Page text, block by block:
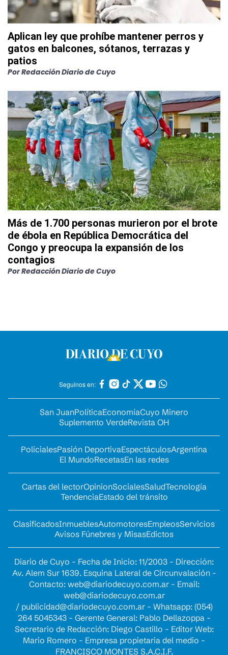
Aplican ley que prohíbe mantener perros y
gatos en balcones, sótanos, terrazas y
patios
PorRedacción Diario de Cuyo
Más de 1.700 personas murieron por el brote
de ébola en República Democrática del
Congo y preocupa la expansión de los
contagios
PorRedacción Diario de Cuyo
Seguinos en:
San JuanPolíticaEconomíaCuyo Minero
Suplemento VerdeRevista OH
PolicialesPasión DeportivaEspectáculosArgentina
El MundoRecetasEn las redes
Cartas del lectorOpinionSocialesSaludTecnología
TendenciaEstado del tránsito
ClasificadosInmueblesAutomotoresEmpleosServicios
Avisos Fúnebres y MisasEdictos
Diario de Cuyo - Fecha de Inicio: 11/2003 - Dirección:
Av. Alem Sur 1639. Esquina Lateral de Circunvalación -
Contacto: web@diariodecuyo.com.ar- Email:
web@diariodecuyo.com.ar
/ publicidad@diariodecuyo.com.ar- Whatsapp: (054)
264 5045343 - Gerente General: Pablo Dellazoppa -
Secretario de Redacción: Diego Castillo - Editor Web:
Mario Romero - Empresa propietaria del medio -
FRANCISCO MONTES S.A.C.I.F.